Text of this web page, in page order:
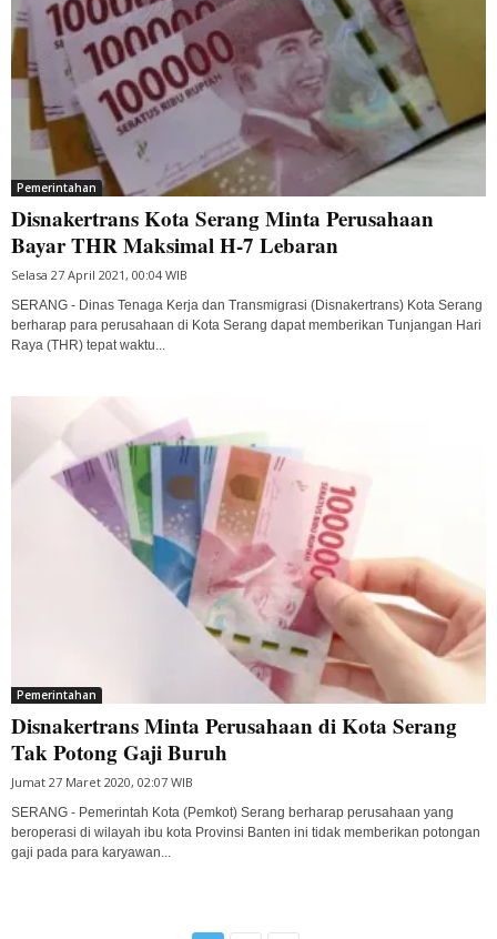
Pemerintahan
Disnakertrans Kota Serang Minta Perusahaan
Bayar THR Maksimal H-7 Lebaran
Selasa 27 April 2021, 00:04 WIB
SERANG - Dinas Tenaga Kerja dan Transmigrasi (Disnakertrans) Kota Serang
berharap para perusahaan di Kota Serang dapat memberikan Tunjangan Hari
Raya (THR) tepat waktu...
Pemerintahan
Disnakertrans Minta Perusahaan di Kota Serang
Tak Potong Gaji Buruh
Jumat 27 Maret 2020, 02:07 WIB
SERANG - Pemerintah Kota (Pemkot) Serang berharap perusahaan yang
beroperasi di wilayah ibu kota Provinsi Banten ini tidak memberikan potongan
gaji pada para karyawan...